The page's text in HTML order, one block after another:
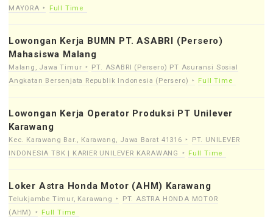
MAYORA
Full Time
Lowongan Kerja BUMN PT. ASABRI (Persero)
Mahasiswa Malang
Malang, Jawa Timur
PT. ASABRI (Persero) PT Asuransi Sosial
Angkatan Bersenjata Republik Indonesia (Persero)
Full Time
Lowongan Kerja Operator Produksi PT Unilever
Karawang
Kec. Karawang Bar., Karawang, Jawa Barat 41316
PT. UNILEVER
INDONESIA TBK | KARIER UNILEVER KARAWANG
Full Time
Loker Astra Honda Motor (AHM) Karawang
Telukjambe Timur, Karawang
PT. ASTRA HONDA MOTOR
(AHM)
Full Time